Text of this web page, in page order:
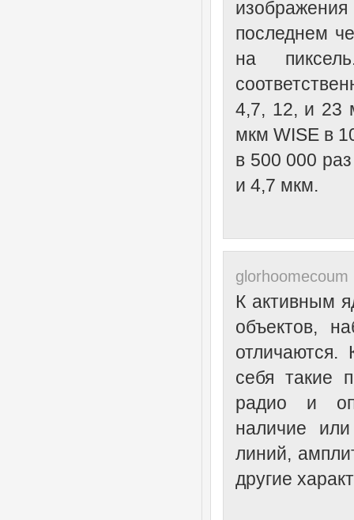
последнем
на
4,7, 12, и 23
мкм WISE в
в 500 000
и 4,7 мкм.
К активным
объектов,
себя такие
радио и
наличие
линий,
другие